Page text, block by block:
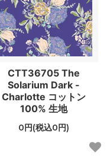
CTT36705 The
Solarium Dark -
Charlotte コットン
100% 生地
0円(税込0円)